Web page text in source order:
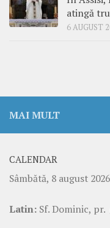
atingă
6 AUGUST
MAI MULT
CALENDAR
Sâmbătă, 8 august 2026
Latin: Sf. Dominic, pr.